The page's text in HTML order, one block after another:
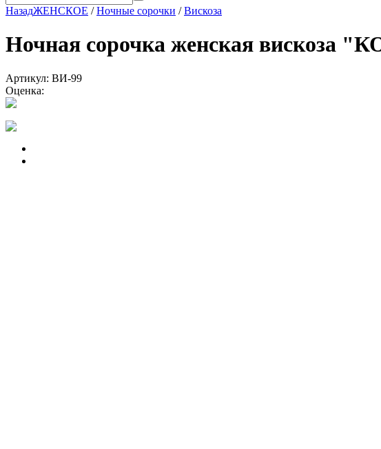
НазадЖЕНСКОЕ /Ночные сорочки /Вискоза
Ночная сорочка женская вискоза
Артикул: ВИ-99
Оценка: